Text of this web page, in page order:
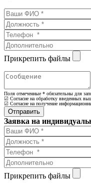
Прикрепить файлы
Поля отмеченные * обязательны для
☑ Согласие на обработку введенных
☑ Согласие на получение
Заявка на
Прикрепить файлы